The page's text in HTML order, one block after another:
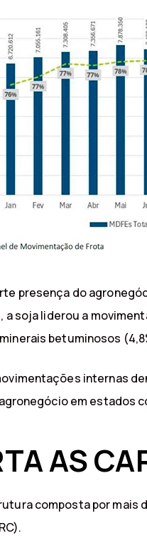
presença do
soja liderou a
betuminosos
internas
em estados
AS
composta por